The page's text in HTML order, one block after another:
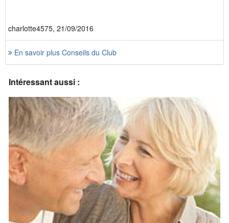
charlotte4575, 21/09/2016
En savoir plus Conseils du Club
Intéressant aussi :